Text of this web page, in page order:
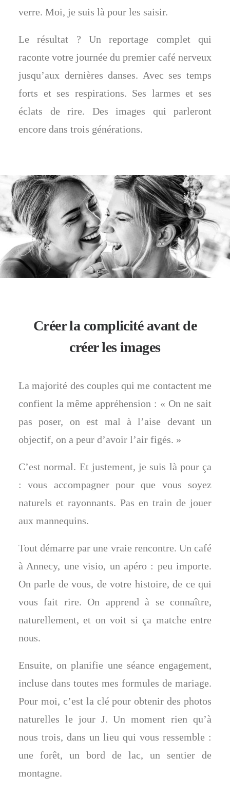
verre. Moi, je suis là pour les saisir.
Le résultat ? Un reportage complet qui
raconte votre journée du premier café nerveux
jusqu’aux dernières danses. Avec ses temps
forts et ses respirations. Ses larmes et ses
éclats de rire. Des images qui parleront
encore dans trois générations.
Créer la complicité avant de
créer les images
La majorité des couples qui me contactent me
confient la même appréhension : « On ne sait
pas poser, on est mal à l’aise devant un
objectif, on a peur d’avoir l’air figés. »
C’est normal. Et justement, je suis là pour ça
: vous accompagner pour que vous soyez
naturels et rayonnants. Pas en train de jouer
aux mannequins.
Tout démarre par une vraie rencontre. Un café
à Annecy, une visio, un apéro : peu importe.
On parle de vous, de votre histoire, de ce qui
vous fait rire. On apprend à se connaître,
naturellement, et on voit si ça matche entre
nous.
Ensuite, on planifie une séance engagement,
incluse dans toutes mes formules de mariage.
Pour moi, c’est la clé pour obtenir des photos
naturelles le jour J. Un moment rien qu’à
nous trois, dans un lieu qui vous ressemble :
une forêt, un bord de lac, un sentier de
montagne.